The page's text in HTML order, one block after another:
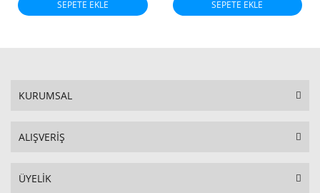
SEPETE EKLE SEPETE EKLE
KURUMSAL
ALIŞVERİŞ
ÜYELİK